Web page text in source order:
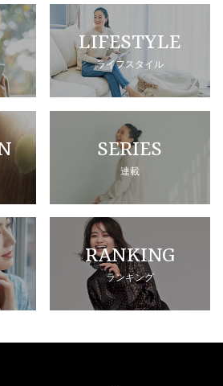
LIFESTYLE
ライフスタイル
SERIES
連載
RANKING
ランキング